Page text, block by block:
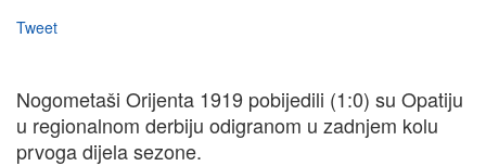
Tweet
Nogometaši Orijenta 1919 pobijedili (1:0) su Opatiju
u regionalnom derbiju odigranom u zadnjem kolu
prvoga dijela sezone.